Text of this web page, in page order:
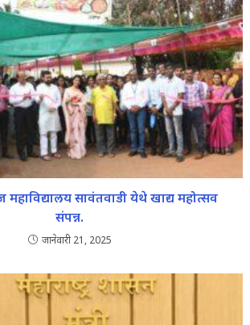
महाविद्यालय सावंतवाडी येथे खाद्य महोत्सव
संपन्न.
जानेवारी 21, 2025